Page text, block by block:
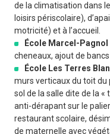
de la climatisation dans
loisirs périscolaire),
motricité) et à l’accueil.
École Marcel-Pagnol
cheneaux, ajout de bancs
École Les Terres
murs verticaux du toit du
sol de la salle dite de la
anti-dérapant sur le
restaurant scolaire,
de maternelle avec